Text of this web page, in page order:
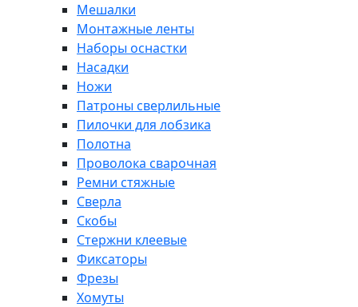
Мешалки
Монтажные ленты
Наборы оснастки
Насадки
Ножи
Патроны сверлильные
Пилочки для лобзика
Полотна
Проволока сварочная
Ремни стяжные
Сверла
Скобы
Стержни клеевые
Фиксаторы
Фрезы
Хомуты